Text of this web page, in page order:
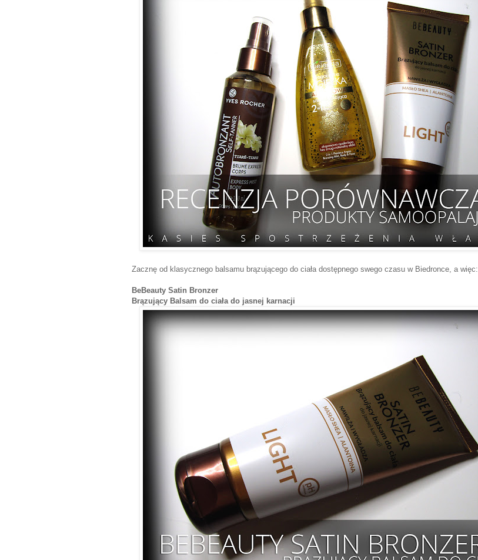
Zacznę od klasycznego balsamu brązującego do ciała dostępnego swego czasu w Biedronce, a więc:
BeBeauty Satin Bronzer
Brązujący Balsam do ciała do jasnej karnacji